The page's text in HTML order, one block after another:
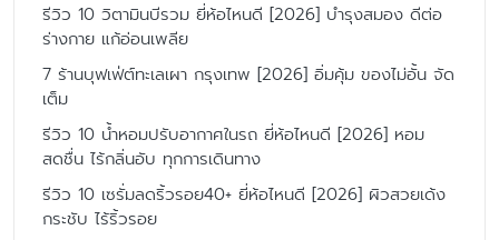
รีวิว 10 วิตามินบีรวม ยี่ห้อไหนดี [2026] บำรุงสมอง ดีต่อ
ร่างกาย แก้อ่อนเพลีย
7 ร้านบุฟเฟ่ต์ทะเลเผา กรุงเทพ [2026] อิ่มคุ้ม ของไม่อั้น จัด
เต็ม
รีวิว 10 น้ำหอมปรับอากาศในรถ ยี่ห้อไหนดี [2026] หอม
สดชื่น ไร้กลิ่นอับ ทุกการเดินทาง
รีวิว 10 เซรั่มลดริ้วรอย40+ ยี่ห้อไหนดี [2026] ผิวสวยเด้ง
กระชับ ไร้ริ้วรอย